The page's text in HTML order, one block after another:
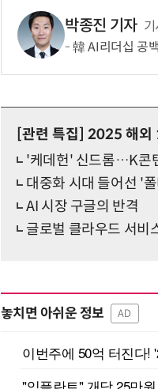
박종진 기자 기
韓 AI리더십 공
[관련 특집] 2025 해외
'케데헌' 신드롬…K콘
대중화 시대 들어선 '
AI 시장 구글의 반격
글로벌 클라우드 서비
놓치면 아쉬운 정보 AD